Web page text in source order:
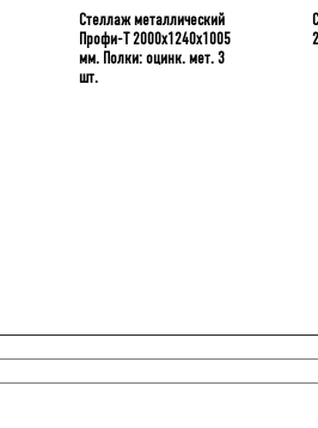
Стеллаж металлический
Профи-Т 2000x1240x1005
мм. Полки: оцинк. мет. 3
шт.